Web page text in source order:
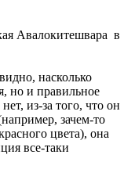
Авалокитешвара в
насколько
но и правильное
из-за того, что он
зачем-то
цвета), она
все-таки